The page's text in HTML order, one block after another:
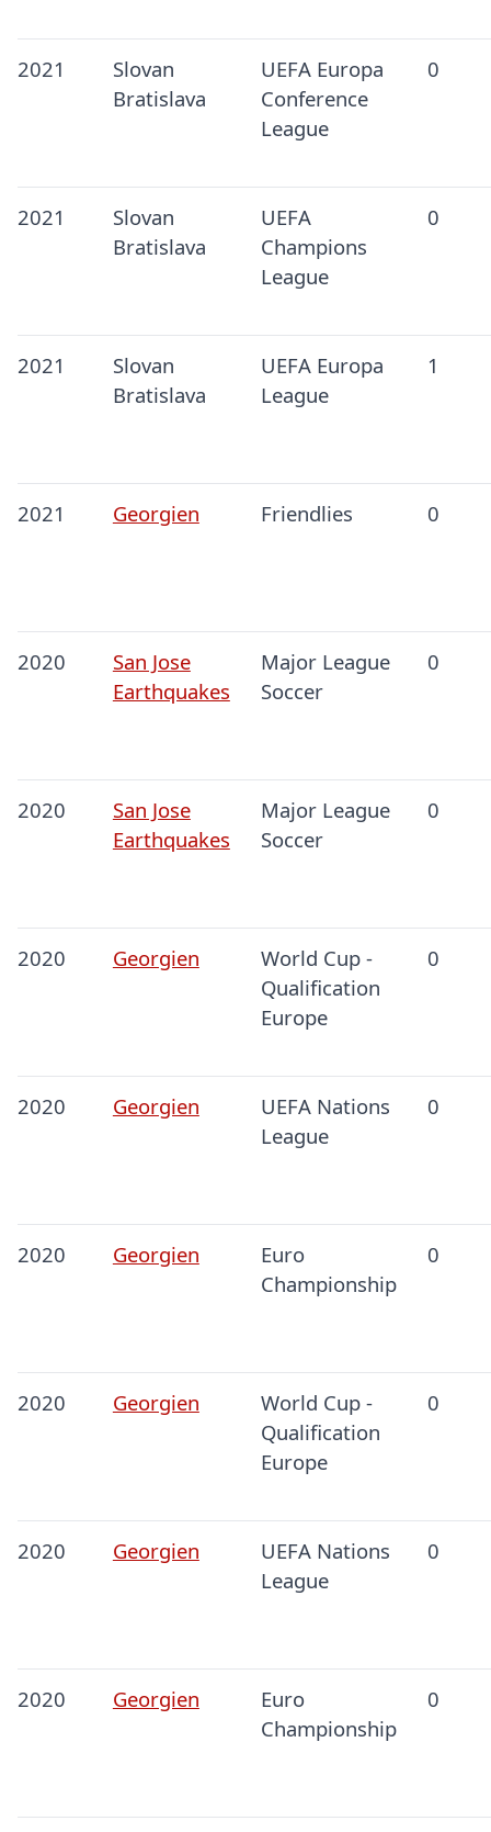
2021
Slovan
Bratislava
UEFA Europa
Conference
League
0
2021
Slovan
Bratislava
UEFA
Champions
League
0
2021
Slovan
Bratislava
UEFA Europa
League
1
2021 Georgien Friendlies 0
2020
San Jose
Earthquakes
Major League
Soccer
0
2020
San Jose
Earthquakes
Major League
Soccer
0
2020 Georgien
World Cup -
Qualification
Europe
0
2020 Georgien
UEFA Nations
League
0
2020 Georgien
Euro
Championship
0
2020 Georgien
World Cup -
Qualification
Europe
0
2020 Georgien
UEFA Nations
League
0
2020 Georgien
Euro
Championship
0